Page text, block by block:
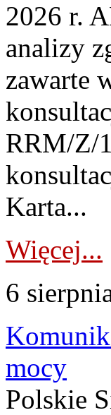
2026 r.
analizy
zawarte
RRM/Z/
Karta...
Więcej...
6
mocy
Polskie